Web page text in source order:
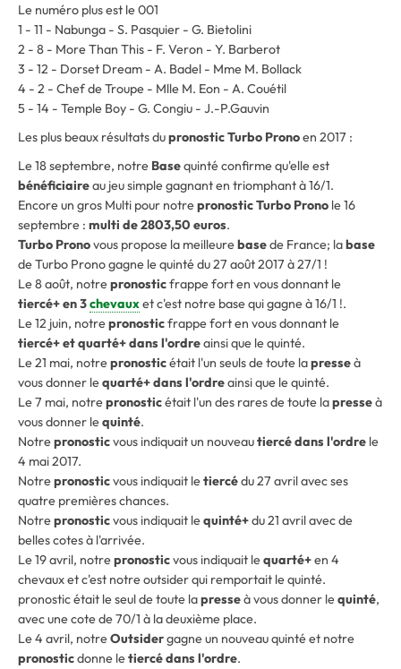
Le numéro plus est le 001
1 - 11 - Nabunga - S. Pasquier - G. Bietolini
2 - 8 - More Than This - F. Veron - Y. Barberot
3 - 12 - Dorset Dream - A. Badel - Mme M. Bollack
4 - 2 - Chef de Troupe - Mlle M. Eon - A. Couétil
5 - 14 - Temple Boy - G. Congiu - J.-P.Gauvin
Les plus beaux résultats dupronostic Turbo Pronoen 2017 :
Le 18 septembre, notre Basequinté confirme qu'elle est
bénéficiaireau jeu simple gagnant en triomphant à 16/1.
Encore un gros Multi pour notrepronostic Turbo Prono le 16
septembre : multi de 2803,50 euros.
Turbo Pronovous propose la meilleurebasede France; labase
de Turbo Prono gagne le quinté du 27 août 2017 à 27/1 !
Le 8 août, notrepronosticfrappe fort en vous donnant le
tiercé+ en 3chevauxet c'est notre base qui gagne à 16/1 !.
Le 12 juin, notrepronosticfrappe fort en vous donnant le
tiercé+ et quarté+ dans l'ordreainsi que le quinté.
Le 21 mai, notrepronosticétait l'un seuls de toute lapresseà
vous donner lequarté+ dans l'ordreainsi que le quinté.
Le 7 mai, notrepronosticétait l'un des rares de toute lapresseà
vous donner lequinté.
Notrepronosticvous indiquait un nouveautiercé dans l'ordre le
4 mai 2017.
Notrepronosticvous indiquait letiercédu 27 avril avec ses
quatre premières chances.
Notrepronosticvous indiquait lequinté+du 21 avril avec de
belles cotes à l'arrivée.
Le 19 avril, notrepronosticvous indiquait lequarté+en 4
chevaux et c'est notre outsider qui remportait le quinté.
pronostic était le seul de toute lapresseà vous donner lequinté,
avec une cote de 70/1 à la deuxième place.
Le 4 avril, notreOutsidergagne un nouveau quinté et notre
pronosticdonne letiercé dans l'ordre.